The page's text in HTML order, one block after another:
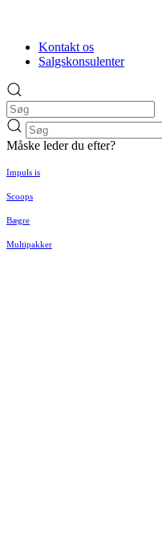
Kontakt os
Salgskonsulenter
Måske leder du efter?
Impuls is
Scoops
Bægre
Multipakker